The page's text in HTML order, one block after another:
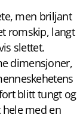
men briljant
romskip, langt
slettet.
dimensjoner,
blitt tungt og
med en